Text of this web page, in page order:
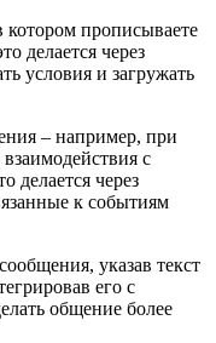
котором прописываете
делается через
условия и загружать
– например, при
с
делается через
к событиям
указав текст
его с
общение более